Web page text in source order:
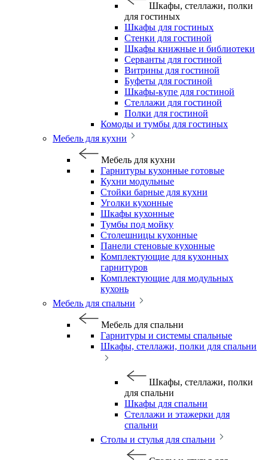
Шкафы, стеллажи, полки
для гостиных
Шкафы для гостиных
Стенки для гостиной
Шкафы книжные и библиотеки
Серванты для гостиной
Витрины для гостиной
Буфеты для гостиной
Шкафы-купе для гостиной
Стеллажи для гостиной
Полки для гостиной
Комоды и тумбы для гостиных
Мебель для кухни
Мебель для кухни
Гарнитуры кухонные готовые
Кухни модульные
Стойки барные для кухни
Уголки кухонные
Шкафы кухонные
Тумбы под мойку
Столешницы кухонные
Панели стеновые кухонные
Комплектующие для кухонных
гарнитуров
Комплектующие для модульных
кухонь
Мебель для спальни
Мебель для спальни
Гарнитуры и системы спальные
Шкафы, стеллажи, полки для спальни
Шкафы, стеллажи, полки
для спальни
Шкафы для спальни
Стеллажи и этажерки для
спальни
Столы и стулья для спальни